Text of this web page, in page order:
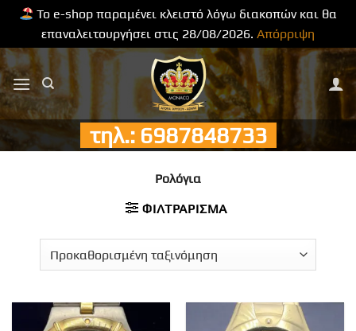
Το e-shop παραμένει κλειστό λόγω διακοπών και θα
επαναλειτουργήσει στις 28/08/2026. Απόρριψη
Μετάβαση
στο
περιεχόμενο
τηλ.: 6987848733
Ρολόγια
ΦΙΛΤΡΆΡΙΣΜΑ